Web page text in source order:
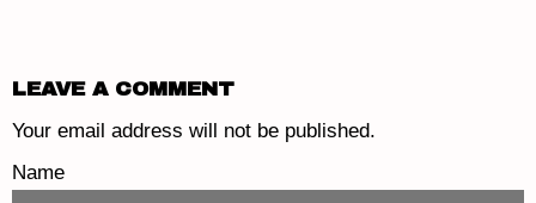
LEAVE A COMMENT
Your email address will not be published.
Name